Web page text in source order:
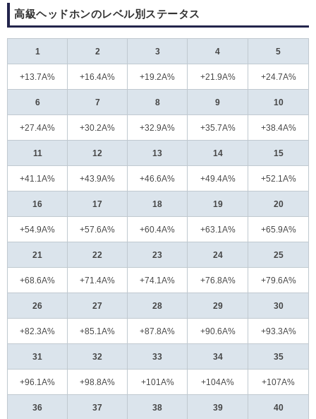
高級ヘッドホンのレベル別ステータス
1 2 3 4 5
+13.7A% +16.4A% +19.2A% +21.9A% +24.7A%
6 7 8 9 10
+27.4A% +30.2A% +32.9A% +35.7A% +38.4A%
11 12 13 14 15
+41.1A% +43.9A% +46.6A% +49.4A% +52.1A%
16 17 18 19 20
+54.9A% +57.6A% +60.4A% +63.1A% +65.9A%
21 22 23 24 25
+68.6A% +71.4A% +74.1A% +76.8A% +79.6A%
26 27 28 29 30
+82.3A% +85.1A% +87.8A% +90.6A% +93.3A%
31 32 33 34 35
+96.1A% +98.8A% +101A% +104A% +107A%
36 37 38 39 40